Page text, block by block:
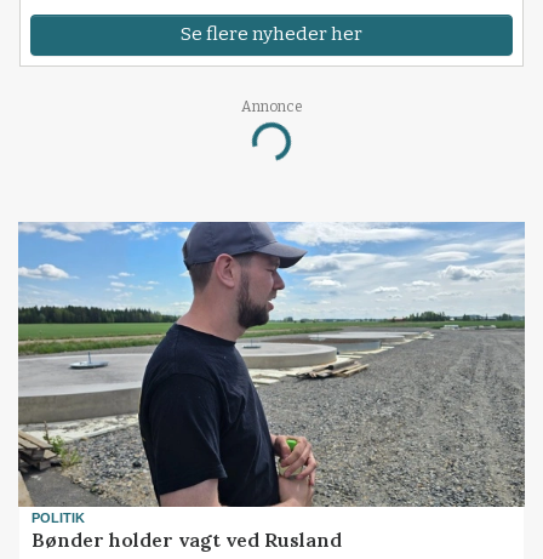
Se flere nyheder her
Annonce
Loading...
POLITIK
Bønder holder vagt ved Rusland